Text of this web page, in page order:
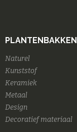
PLANTENBAKKEN
Naturel
Kunststof
Keramiek
Metaal
Design
Decoratief materiaal